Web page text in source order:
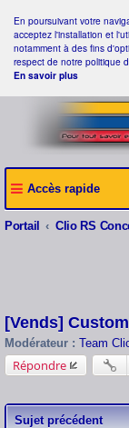
En poursuivant votre
acceptez l'installation et
notamment à des fins
respect de notre politique
En savoir plus
Accès rapide
Portail Clio RS
[Vends]
Modérateur : Team
Répondre
Sujet précédent